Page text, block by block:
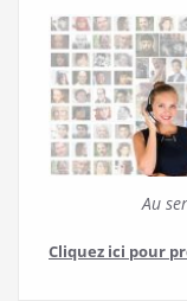
Au
Cliquez ici pour